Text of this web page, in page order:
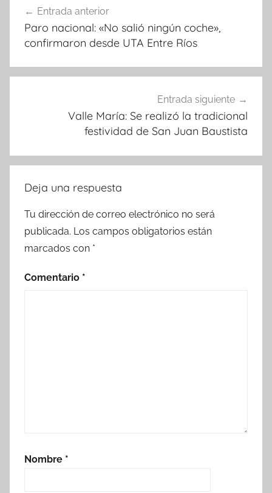
de
entradas
Entrada anterior
Paro nacional: «No salió ningún coche»,
confirmaron desde UTA Entre Ríos
Entrada siguiente
Valle María: Se realizó la tradicional
festividad de San Juan Baustista
Deja una respuesta
Tu dirección de correo electrónico no será
publicada. Los campos obligatorios están
marcados con *
Comentario *
Nombre *